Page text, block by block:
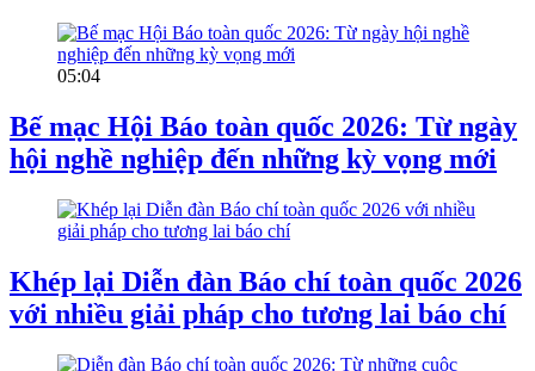
05:04
Bế mạc Hội Báo toàn quốc 2026: Từ ngày
hội nghề nghiệp đến những kỳ vọng mới
Khép lại Diễn đàn Báo chí toàn quốc 2026
với nhiều giải pháp cho tương lai báo chí